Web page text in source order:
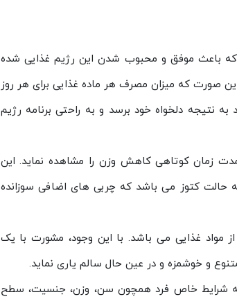
باعث موفق و محبوب شدن این رژیم غذایی شده
که میزان مصرف هر ماده غذایی برای هر روز
نتیجه دلخواه خود برسد و به راحتی برنامه رژیم
زمان کوتاهی کاهش وزن را مشاهده نماید. این
حالت کتوز می باشد که چربی های اضافی سوزانده
مواد غذایی می باشد. با این وجود، مشورت با یک
و خوشمزه و در عین حال سالم یاری نماید.
به شرایط خاص فرد همچون سن، وزن، جنسیت، سطح